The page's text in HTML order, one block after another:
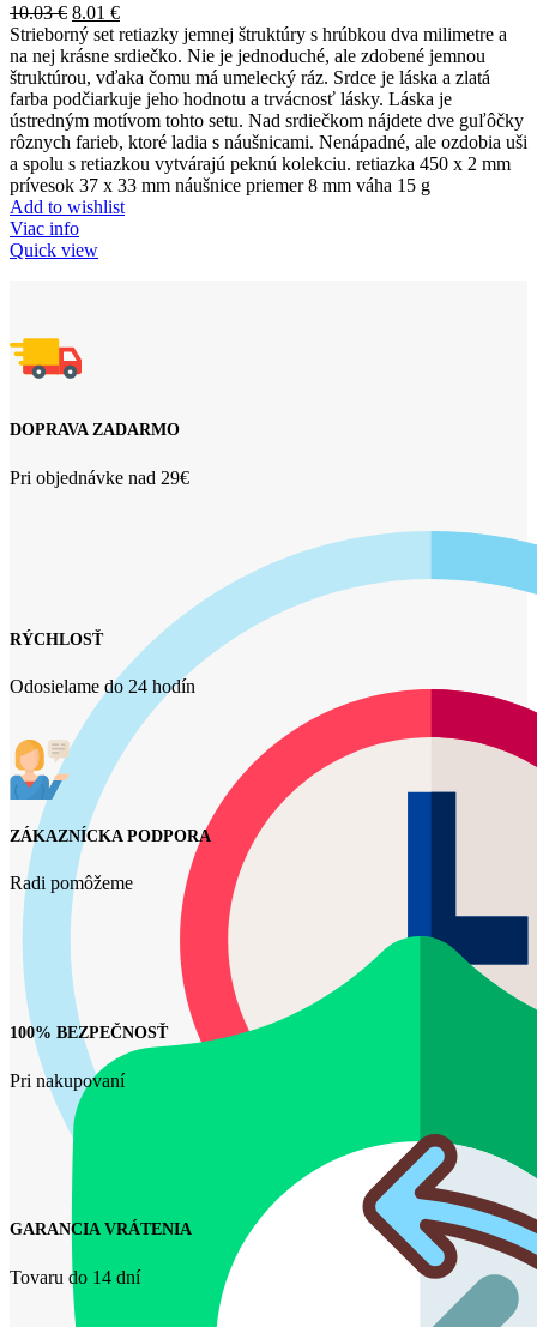
10.03€ 8.01 €
Strieborný set retiazky jemnej štruktúry s hrúbkou dva milimetre a
na nej krásne srdiečko. Nie je jednoduché, ale zdobené jemnou
štruktúrou, vďaka čomu má umelecký ráz. Srdce je láska a zlatá
farba podčiarkuje jeho hodnotu a trvácnosť lásky. Láska je
ústredným motívom tohto setu. Nad srdiečkom nájdete dve guľôčky
rôznych farieb, ktoré ladia s náušnicami. Nenápadné, ale ozdobia uši
a spolu s retiazkou vytvárajú peknú kolekciu. retiazka 450 x 2 mm
prívesok 37 x 33 mm náušnice priemer 8 mm váha 15 g
Add to wishlist
Viac info
Quick view
DOPRAVA ZADARMO
Pri objednávke nad 29€
RÝCHLOSŤ
Odosielame do 24 hodín
ZÁKAZNÍCKA PODPORA
Radi pomôžeme
100% BEZPEČNOSŤ
Pri nakupovaní
GARANCIA VRÁTENIA
Tovaru do 14 dní